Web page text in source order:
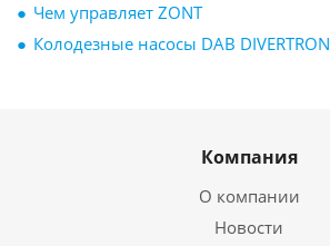
Чем управляет ZONT
Колодезные насосы DAB DIVERTRON
Компания
О компании
Новости